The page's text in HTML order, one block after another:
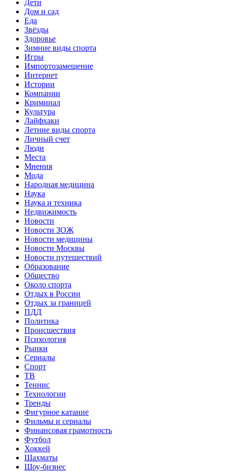
Дети
Дом и сад
Еда
Звёзды
Здоровье
Зимние виды спорта
Игры
Импортозамещение
Интернет
Истории
Компании
Криминал
Культура
Лайфхаки
Летние виды спорта
Личный счет
Люди
Места
Мнения
Мода
Народная медицина
Наука
Наука и техника
Недвижимость
Новости
Новости ЗОЖ
Новости медицины
Новости Москвы
Новости путешествий
Образование
Общество
Около спорта
Отдых в России
Отдых за границей
ПДД
Политика
Происшествия
Психология
Рынки
Сериалы
Спорт
ТВ
Теннис
Технологии
Тренды
Фигурное катание
Фильмы и сериалы
Финансовая грамотность
Футбол
Хоккей
Шахматы
Шоу-бизнес